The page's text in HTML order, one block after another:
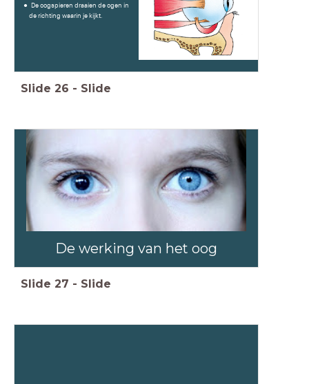
De oogspieren draaien de ogen in
de richting waarin je kijkt.
Slide 26 - Slide
De werking van het oog
Slide 27 - Slide